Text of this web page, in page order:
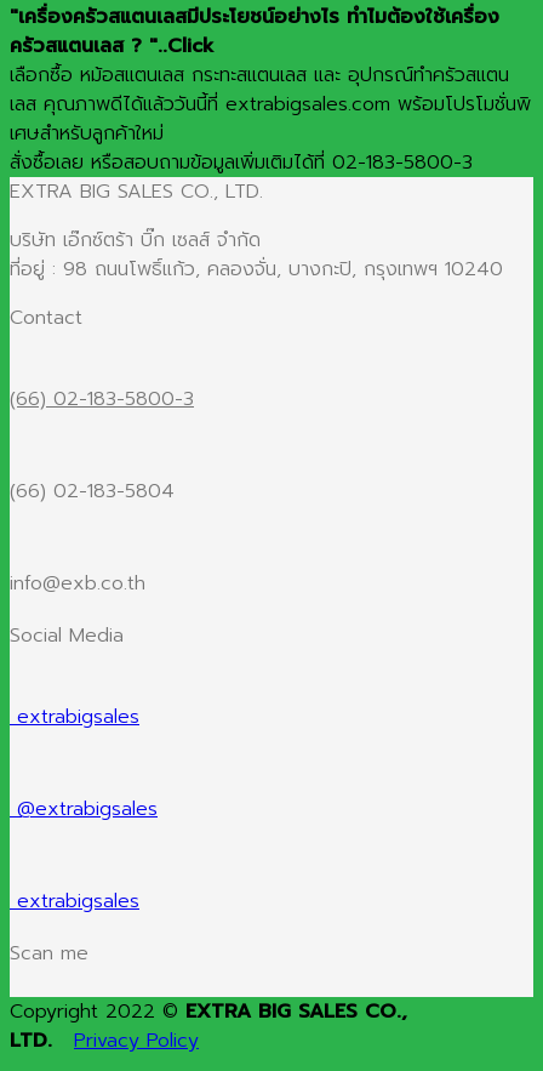
"เครื่องครัวสแตนเลสมีประโยชน์อย่างไร ทำไมต้องใช้เครื่อง
ครัวสแตนเลส ? "..Click
เลือกซื้อ หม้อสแตนเลส กระทะสแตนเลส และ อุปกรณ์ทำครัวสแตน
เลส คุณภาพดีได้แล้ววันนี้ที่ extrabigsales.com พร้อมโปรโมชั่นพิ
เศษสำหรับลูกค้าใหม่
สั่งซื้อเลย หรือสอบถามข้อมูลเพิ่มเติมได้ที่ 02-183-5800-3
EXTRA BIG SALES CO., LTD.
บริษัท เอ๊กซ์ตร้า บิ๊ก เซลส์ จำกัด
ที่อยู่ : 98 ถนนโพธิ์แก้ว, คลองจั่น, บางกะปิ, กรุงเทพฯ 10240
Contact
(66) 02-183-5800-3
(66) 02-183-5804
info@exb.co.th
Social Media
extrabigsales
@extrabigsales
extrabigsales
Scan me
Copyright 2022 © EXTRA BIG SALES CO.,
LTD.
Privacy Policy